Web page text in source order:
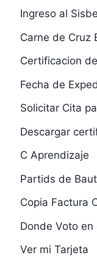
Ingreso al
Carne de Cruz
Certificacion
Fecha de
Solicitar Cita
Descargar
C Aprendizaje
Partids de
Copia Factura
Donde Voto en
Ver mi Tarjeta